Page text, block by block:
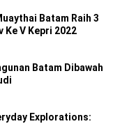
Batam Raih 3
Ke V Kepri 2022
Batam Dibawah
Explorations: